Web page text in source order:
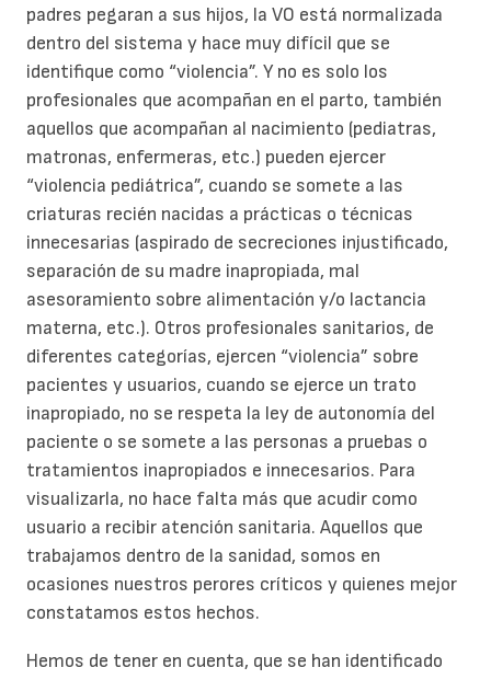
padres pegaran a sus hijos, la VO está normalizada
dentro del sistema y hace muy difícil que se
identifique como “violencia”. Y no es solo los
profesionales que acompañan en el parto, también
aquellos que acompañan al nacimiento (pediatras,
matronas, enfermeras, etc.) pueden ejercer
“violencia pediátrica”, cuando se somete a las
criaturas recién nacidas a prácticas o técnicas
innecesarias (aspirado de secreciones injustificado,
separación de su madre inapropiada, mal
asesoramiento sobre alimentación y/o lactancia
materna, etc.). Otros profesionales sanitarios, de
diferentes categorías, ejercen “violencia” sobre
pacientes y usuarios, cuando se ejerce un trato
inapropiado, no se respeta la ley de autonomía del
paciente o se somete a las personas a pruebas o
tratamientos inapropiados e innecesarios. Para
visualizarla, no hace falta más que acudir como
usuario a recibir atención sanitaria. Aquellos que
trabajamos dentro de la sanidad, somos en
ocasiones nuestros perores críticos y quienes mejor
constatamos estos hechos.
Hemos de tener en cuenta, que se han identificado